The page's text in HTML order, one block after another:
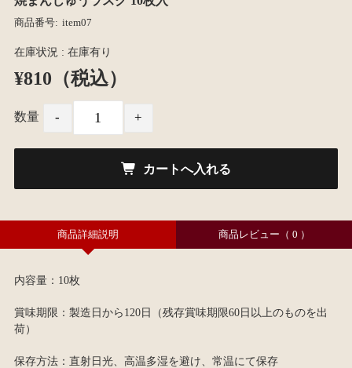
商品番号: item07
在庫状況 : 在庫有り
¥810（税込）
数量
商品詳細説明 商品レビュー （ 0 ）
内容量：10枚
賞味期限：製造日から120日（残存賞味期限60日以上のものを出
荷）
保存方法：直射日光、高温多湿を避け、常温にて保存